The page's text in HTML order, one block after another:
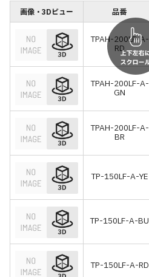
画像・3Dビュー 品番
TPAH-200LF-A-
RD
TPAH-200LF-A-
GN
TPAH-200LF-A-
BR
TP-150LF-A-YE
TP-150LF-A-BU
TP-150LF-A-RD